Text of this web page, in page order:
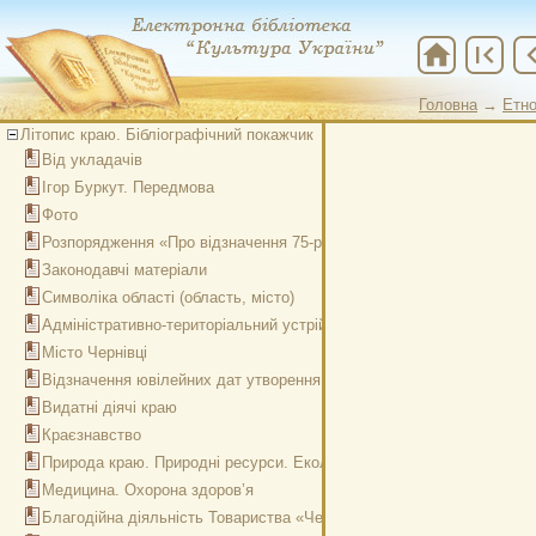
Головна →
Головна→
home first_page chevron_left
Літопис краю. Бібліографічний покажчик
Від укладачів
Ігор Буркут. Передмова
Фото
Розпорядження «Про відзначення 75-річчя утворення Чернівецької
Законодавчі матеріали
Символіка області (область, місто)
Адміністративно-територіальний устрій
Місто Чернівці
Відзначення ювілейних дат утворення області
Видатні діячі краю
Краєзнавство
Природа краю. Природні ресурси. Екологія краю
Медицина. Охорона здоров’я
Благодійна діяльність Товариства «Червоного Хреста»